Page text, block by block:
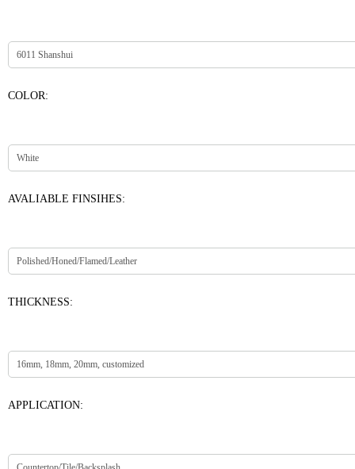
COLOR:
AVALIABLE FINSIHES:
THICKNESS:
APPLICATION: